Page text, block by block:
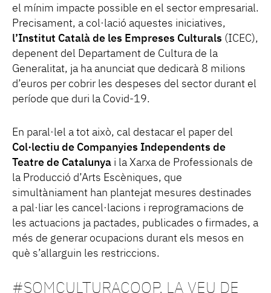
el mínim impacte possible en el sector empresarial.
Precisament, a col·lació aquestes iniciatives,
l’Institut Català de les Empreses Culturals (ICEC),
depenent del Departament de Cultura de la
Generalitat, ja ha anunciat que dedicarà 8 milions
d’euros per cobrir les despeses del sector durant el
període que duri la Covid-19.
En paral·lel a tot això, cal destacar el paper del
Col·lectiu de Companyies Independents de
Teatre de Catalunya i la Xarxa de Professionals de
la Producció d’Arts Escèniques, que
simultàniament han plantejat mesures destinades
a pal·liar les cancel·lacions i reprogramacions de
les actuacions ja pactades, publicades o firmades, a
més de generar ocupacions durant els mesos en
què s’allarguin les restriccions.
#SOMCULTURACOOP, LA VEU DE